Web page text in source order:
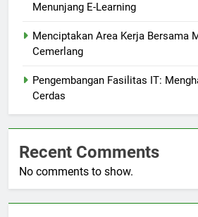
Menunjang E-Learning
Menciptakan Area Kerja Bersama
Cemerlang
Pengembangan Fasilitas IT:
Cerdas
Recent Comments
No comments to show.